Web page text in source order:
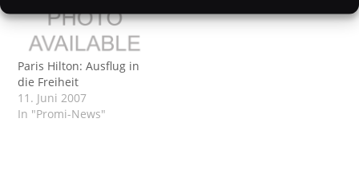
Paris Hilton: Ausflug in
die Freiheit
11. Juni 2007
In "Promi-News"